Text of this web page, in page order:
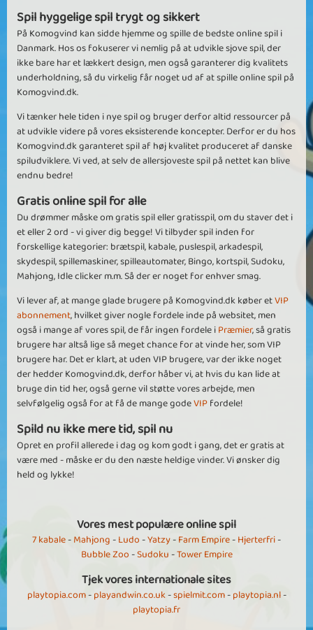
Spil hyggelige spil trygt og sikkert
På Komogvind kan sidde hjemme og spille de bedste online spil i
Danmark. Hos os fokuserer vi nemlig på at udvikle sjove spil, der
ikke bare har et lækkert design, men også garanterer dig kvalitets
underholdning, så du virkelig får noget ud af at spille online spil på
Komogvind.dk.
Vi tænker hele tiden i nye spil og bruger derfor altid ressourcer på
at udvikle videre på vores eksisterende koncepter. Derfor er du hos
Komogvind.dk garanteret spil af høj kvalitet produceret af danske
spiludviklere. Vi ved, at selv de allersjoveste spil på nettet kan blive
endnu bedre!
Gratis online spil for alle
Du drømmer måske om gratis spil eller gratisspil, om du staver det i
et eller 2 ord - vi giver dig begge! Vi tilbyder spil inden for
forskellige kategorier: brætspil, kabale, puslespil, arkadespil,
skydespil, spillemaskiner, spilleautomater, Bingo, kortspil, Sudoku,
Mahjong, Idle clicker m.m. Så der er noget for enhver smag.
Vi lever af, at mange glade brugere på Komogvind.dk køber etVIP
abonnement, hvilket giver nogle fordele inde på websitet, men
også i mange af vores spil, de får ingen fordele iPræmier, så gratis
brugere har altså lige så meget chance for at vinde her, som VIP
brugere har. Det er klart, at uden VIP brugere, var der ikke noget
der hedder Komogvind.dk, derfor håber vi, at hvis du kan lide at
bruge din tid her, også gerne vil støtte vores arbejde, men
selvfølgelig også for at få de mange godeVIPfordele!
Spild nu ikke mere tid, spil nu
Opret en profil allerede i dag og kom godt i gang, det er gratis at
være med - måske er du den næste heldige vinder. Vi ønsker dig
held og lykke!
Vores mest populære online spil
7 kabale-Mahjong-Ludo-Yatzy-Farm Empire-Hjerterfri-
Bubble Zoo-Sudoku-Tower Empire
Tjek vores internationale sites
playtopia.com-playandwin.co.uk-spielmit.com-playtopia.nl-
playtopia.fr